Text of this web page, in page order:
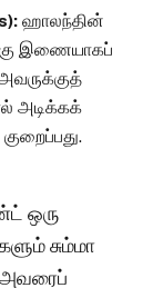
ஹாலந்தின்
இணையாகப்
அடிக்கக்
ஒரு
சும்மா
அவரைப்